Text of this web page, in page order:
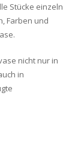
Stücke einzeln
Farben und
nicht nur in
in